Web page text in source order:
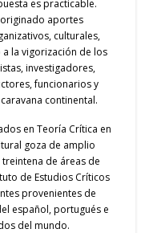
es practicable.
aportes
culturales,
la vigorización de los
investigadores,
funcionarios y
continental.
en Teoría Crítica en
goza de amplio
de áreas de
de Estudios Críticos
provenientes de
español, portugués e
del mundo.